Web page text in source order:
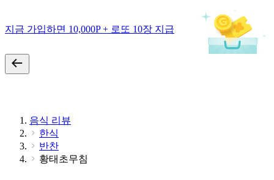
지금 가입하면 10,000P + 로또 10장 지급
음식 리뷰
한식
반찬
황태초무침